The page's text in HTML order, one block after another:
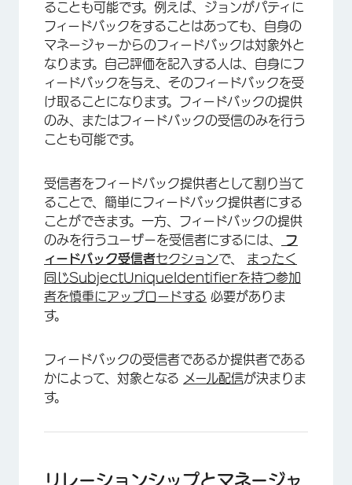
ることも可能です。例えば、ジョンがパティに
フィードバックをすることはあっても、自身の
マネージャーからのフィードバックは対象外と
なります。自己評価を記入する人は、自身にフ
ィードバックを与え、そのフィードバックを受
け取ることになります。フィードバックの提供
のみ、またはフィードバックの受信のみを行う
ことも可能です。
受信者をフィードバック提供者として割り当て
ることで、簡単にフィードバック提供者にする
ことができます。一方、フィードバックの提供
のみを行うユーザーを受信者にするには、
フ
ィードバック受信者セクションで、 まったく
同じSubjectUniqueIdentifierを持つ参加
者を慎重にアップロードする 必要がありま
す。
フィードバックの受信者であるか提供者である
かによって、対象となる
メール配信が決まりま
す。
リレーションシップとマネージャ